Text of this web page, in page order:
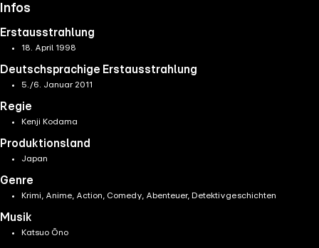
Infos
Erstausstrahlung
18. April 1998
Deutschsprachige Erstausstrahlung
5./6. Januar 2011
Regie
Kenji Kodama
Produktionsland
Japan
Genre
Krimi, Anime, Action, Comedy, Abenteuer, Detektivgeschichten
Musik
Katsuo Ōno